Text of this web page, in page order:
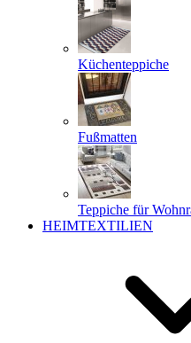
Küchenteppiche
Fußmatten
Teppiche für
HEIMTEXTILIEN